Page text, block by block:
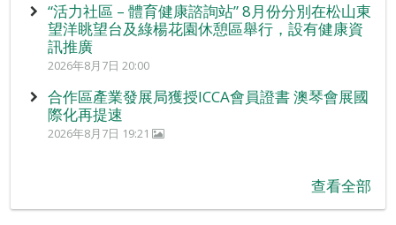
“活力社區 – 體育健康諮詢站” 8月份分別在松山東
望洋眺望台及綠楊花園休憩區舉行，設有健康資
訊推廣
2026年8月7日 20:00
合作區產業發展局獲授ICCA會員證書 澳琴會展國
際化再提速
2026年8月7日 19:21
查看全部